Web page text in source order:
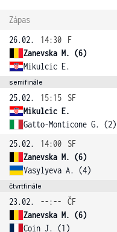
Zápas
26.02.
14:30
F
Zanevska M. (6)
Mikulcic E.
semifinále
25.02. 15:15
SF
Mikulcic E.
Gatto-Monticone G. (2)
25.02.
14:00
SF
Zanevska M. (6)
Vasylyeva A. (4)
čtvrtfinále
23.02. --:--
ČF
Zanevska M. (6)
Coin J. (1)